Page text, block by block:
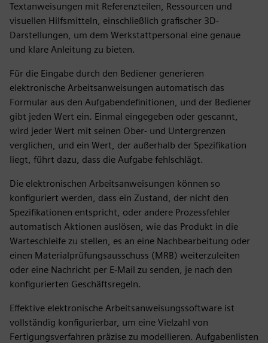
Textanweisungen mit Referenzteilen, Ressourcen und
visuellen Hilfsmitteln, einschließlich grafischer 3D-
Darstellungen, um dem Werkstattpersonal eine genaue
und klare Anleitung zu bieten.
Für die Eingabe durch den Bediener generieren
elektronische Arbeitsanweisungen automatisch das
Formular aus den Aufgabendefinitionen, und der Bediener
gibt jeden Wert ein. Einmal eingegeben oder gescannt,
wird jeder Wert mit seinen Ober- und Untergrenzen
verglichen, und ein Wert, der außerhalb der Spezifikation
liegt, führt dazu, dass die Aufgabe fehlschlägt.
Die elektronischen Arbeitsanweisungen können so
konfiguriert werden, dass ein Zustand, der nicht den
Spezifikationen entspricht, oder andere Prozessfehler
automatisch Aktionen auslösen, wie das Produkt in die
Warteschleife zu stellen, es an eine Nachbearbeitung oder
einen Materialprüfungsausschuss (MRB) weiterzuleiten
oder eine Nachricht per E-Mail zu senden, je nach den
konfigurierten Geschäftsregeln.
Effektive elektronische Arbeitsanweisungssoftware ist
vollständig konfigurierbar, um eine Vielzahl von
Fertigungsverfahren präzise zu modellieren. Aufgabenlisten